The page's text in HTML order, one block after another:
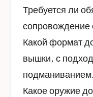
Требуется ли
сопровождение
Какой формат
вышки, с
подманиванием.
Какое оружие